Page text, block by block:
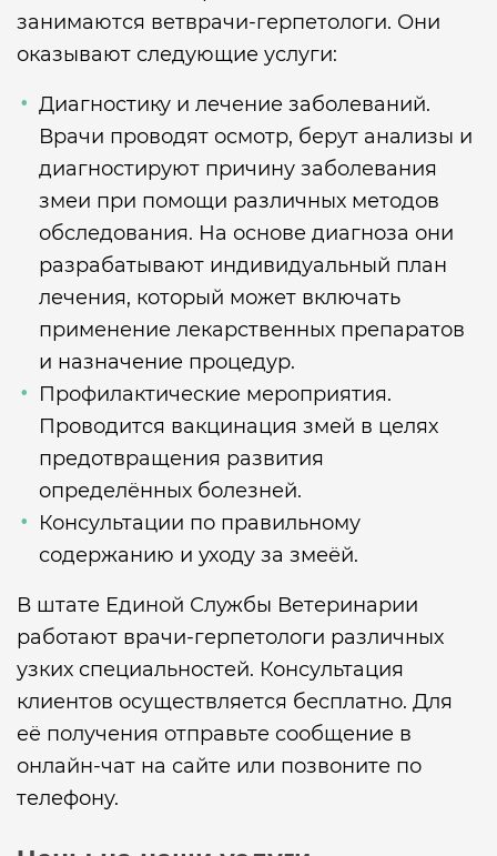
занимаются ветврачи-герпетологи. Они
оказывают следующие услуги:
Диагностику и лечение заболеваний.
Врачи проводят осмотр, берут анализы и
диагностируют причину заболевания
змеи при помощи различных методов
обследования. На основе диагноза они
разрабатывают индивидуальный план
лечения, который может включать
применение лекарственных препаратов
и назначение процедур.
Профилактические мероприятия.
Проводится вакцинация змей в целях
предотвращения развития
определённых болезней.
Консультации по правильному
содержанию и уходу за змеёй.
В штате Единой Службы Ветеринарии
работают врачи-герпетологи различных
узких специальностей. Консультация
клиентов осуществляется бесплатно. Для
её получения отправьте сообщение в
онлайн-чат на сайте или позвоните по
телефону.